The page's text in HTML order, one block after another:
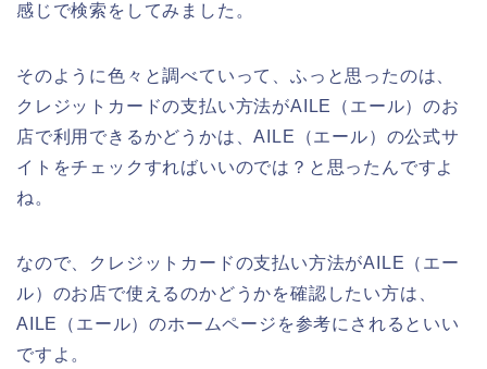
感じで検索をしてみました。
そのように色々と調べていって、ふっと思ったのは、
クレジットカードの支払い方法がAILE（エール）のお
店で利用できるかどうかは、AILE（エール）の公式サ
イトをチェックすればいいのでは？と思ったんですよ
ね。
なので、クレジットカードの支払い方法がAILE（エー
ル）のお店で使えるのかどうかを確認したい方は、
AILE（エール）のホームページを参考にされるといい
ですよ。